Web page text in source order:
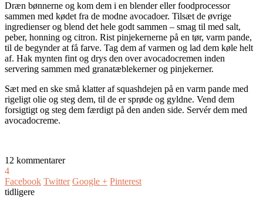
Dræn bønnerne og kom dem i en blender eller foodprocessor
sammen med kødet fra de modne avocadoer. Tilsæt de øvrige
ingredienser og blend det hele godt sammen – smag til med salt,
peber, honning og citron. Rist pinjekernerne på en tør, varm pande,
til de begynder at få farve. Tag dem af varmen og lad dem køle helt
af. Hak mynten fint og drys den over avocadocremen inden
servering sammen med granatæblekerner og pinjekerner.
Sæt med en ske små klatter af squashdejen på en varm pande med
rigeligt olie og steg dem, til de er sprøde og gyldne. Vend dem
forsigtigt og steg dem færdigt på den anden side. Servér dem med
avocadocreme.
12 kommentarer
4
Facebook Twitter Google + Pinterest
tidligere